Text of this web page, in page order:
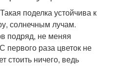
поделка устойчива к
солнечным лучам.
подряд, не меняя
первого раза цветок не
стоить ничего, ведь